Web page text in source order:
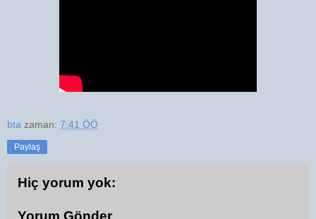
bta zaman: 7:41 ÖÖ
Paylaş
Hiç yorum yok: